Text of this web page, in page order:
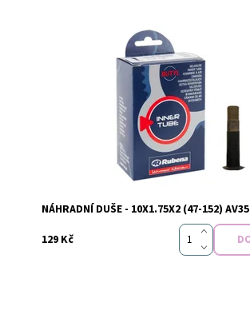
Skladem
NÁHRADNÍ DUŠE - 10X1.75X2 (47-152) AV35
129 Kč